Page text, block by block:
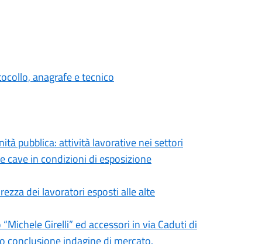
anagrafe e tecnico
pubblica: attività lavorative nei settori
cave in condizioni di esposizione
dei lavoratori esposti alle alte
Girelli” ed accessori in via Caduti di
conclusione indagine di mercato.